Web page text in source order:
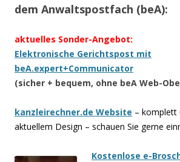
dem Anwaltspostfach (beA):
aktuelles Sonder-Angebot:
Elektronische Gerichtspost mit
beA.expert+Communicator
(sicher + bequem, ohne beA Web-
kanzleirechner.de Website – komplett
aktuellem Design – schauen Sie gerne
Kostenlose e-